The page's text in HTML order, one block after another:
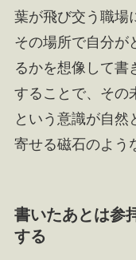
葉が飛び交う職場
その場所で自分が
るかを想像して書
することで、その
という意識が自然
寄せる磁石のよう
書いたあとは参
する